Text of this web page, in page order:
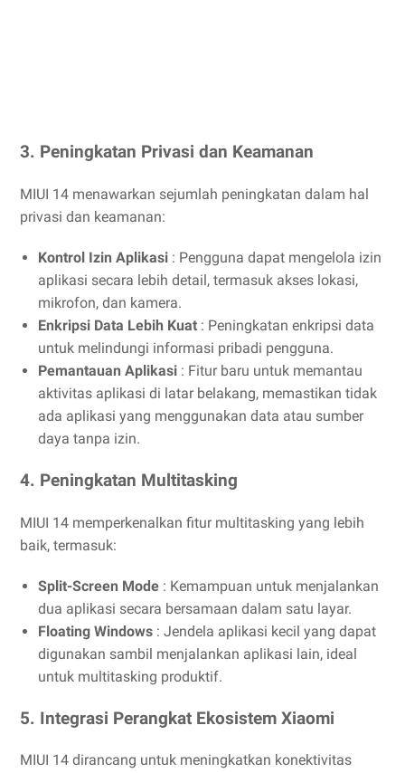
3. Peningkatan Privasi dan Keamanan
MIUI 14 menawarkan sejumlah peningkatan dalam hal
privasi dan keamanan:
Kontrol Izin Aplikasi : Pengguna dapat mengelola izin
aplikasi secara lebih detail, termasuk akses lokasi,
mikrofon, dan kamera.
Enkripsi Data Lebih Kuat : Peningkatan enkripsi data
untuk melindungi informasi pribadi pengguna.
Pemantauan Aplikasi : Fitur baru untuk memantau
aktivitas aplikasi di latar belakang, memastikan tidak
ada aplikasi yang menggunakan data atau sumber
daya tanpa izin.
4. Peningkatan Multitasking
MIUI 14 memperkenalkan fitur multitasking yang lebih
baik, termasuk:
Split-Screen Mode : Kemampuan untuk menjalankan
dua aplikasi secara bersamaan dalam satu layar.
Floating Windows : Jendela aplikasi kecil yang dapat
digunakan sambil menjalankan aplikasi lain, ideal
untuk multitasking produktif.
5. Integrasi Perangkat Ekosistem Xiaomi
MIUI 14 dirancang untuk meningkatkan konektivitas